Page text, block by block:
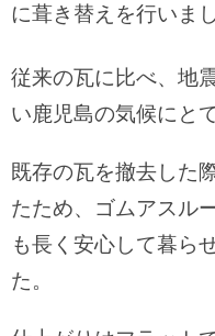
に葺き替えを行いまし
従来の瓦に比べ、地
い鹿児島の気候にと
既存の瓦を撤去した
たため、ゴムアスル
も長く安心して暮ら
た。